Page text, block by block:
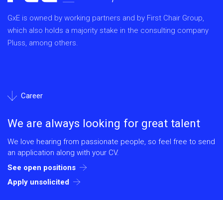
GxE is owned by working partners and by First Chair Group,
which also holds a majority stake in the consulting company
Pluss, among others.
Career
We are always looking for great talent
We love hearing from passionate people, so feel free to send
an application along with your CV.
See open positions
Apply unsolicited